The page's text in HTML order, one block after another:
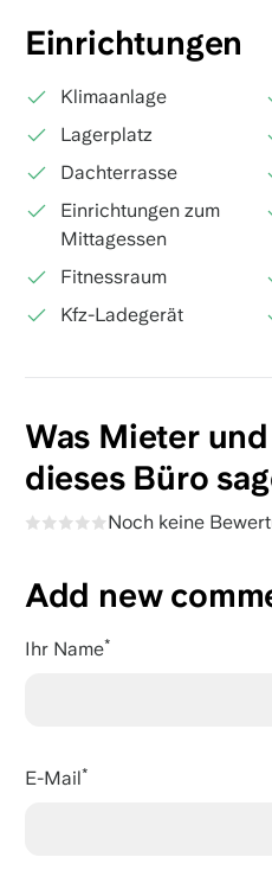
Einrichtungen
Klimaanlage
Lagerplatz
Dachterrasse
Einrichtungen zum
Mittagessen
Fitnessraum
Kfz-Ladegerät
Was Mieter
dieses Büro
Noch keine
Add new
Ihr Name
E-Mail